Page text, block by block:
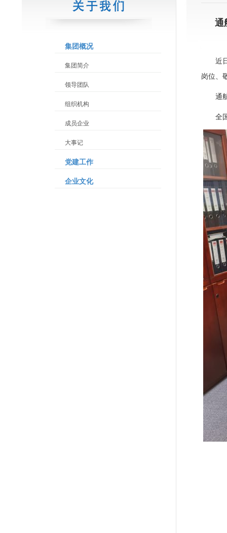
集团概况
集团简介
领导团队
组织机构
成员企业
大事记
党建工作
企业文化
通
近
岗位、
通
全